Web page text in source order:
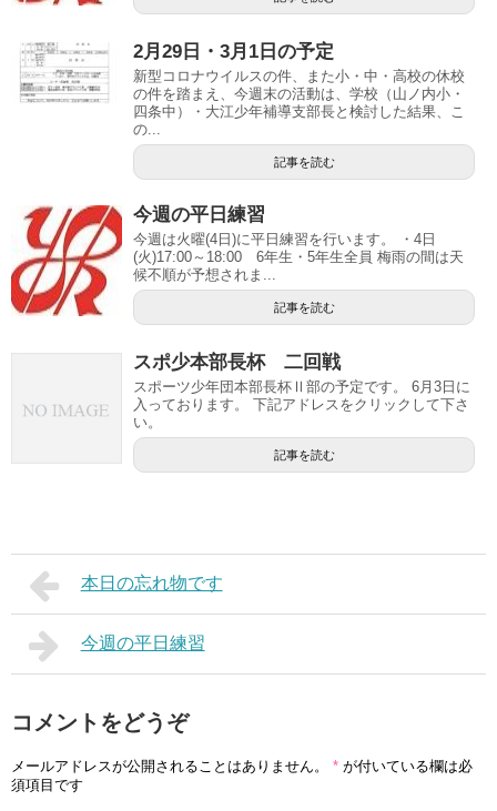
2月29日・3月1日の予定
新型コロナウイルスの件、また小・中・高校の休校
の件を踏まえ、今週末の活動は、学校（山ノ内小・
四条中）・大江少年補導支部長と検討した結果、こ
の...
記事を読む
今週の平日練習
今週は火曜(4日)に平日練習を行います。 ・4日
(火)17:00～18:00 6年生・5年生全員 梅雨の間は天
候不順が予想されま...
記事を読む
スポ少本部長杯 二回戦
スポーツ少年団本部長杯Ⅱ部の予定です。 6月3日に
入っております。 下記アドレスをクリックして下さ
い。
記事を読む
本日の忘れ物です
今週の平日練習
コメントをどうぞ
メールアドレスが公開されることはありません。 * が付いている欄は必
須項目です